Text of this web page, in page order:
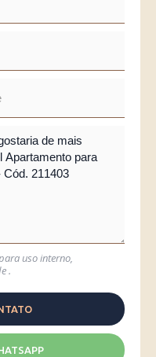
uso interno,
.